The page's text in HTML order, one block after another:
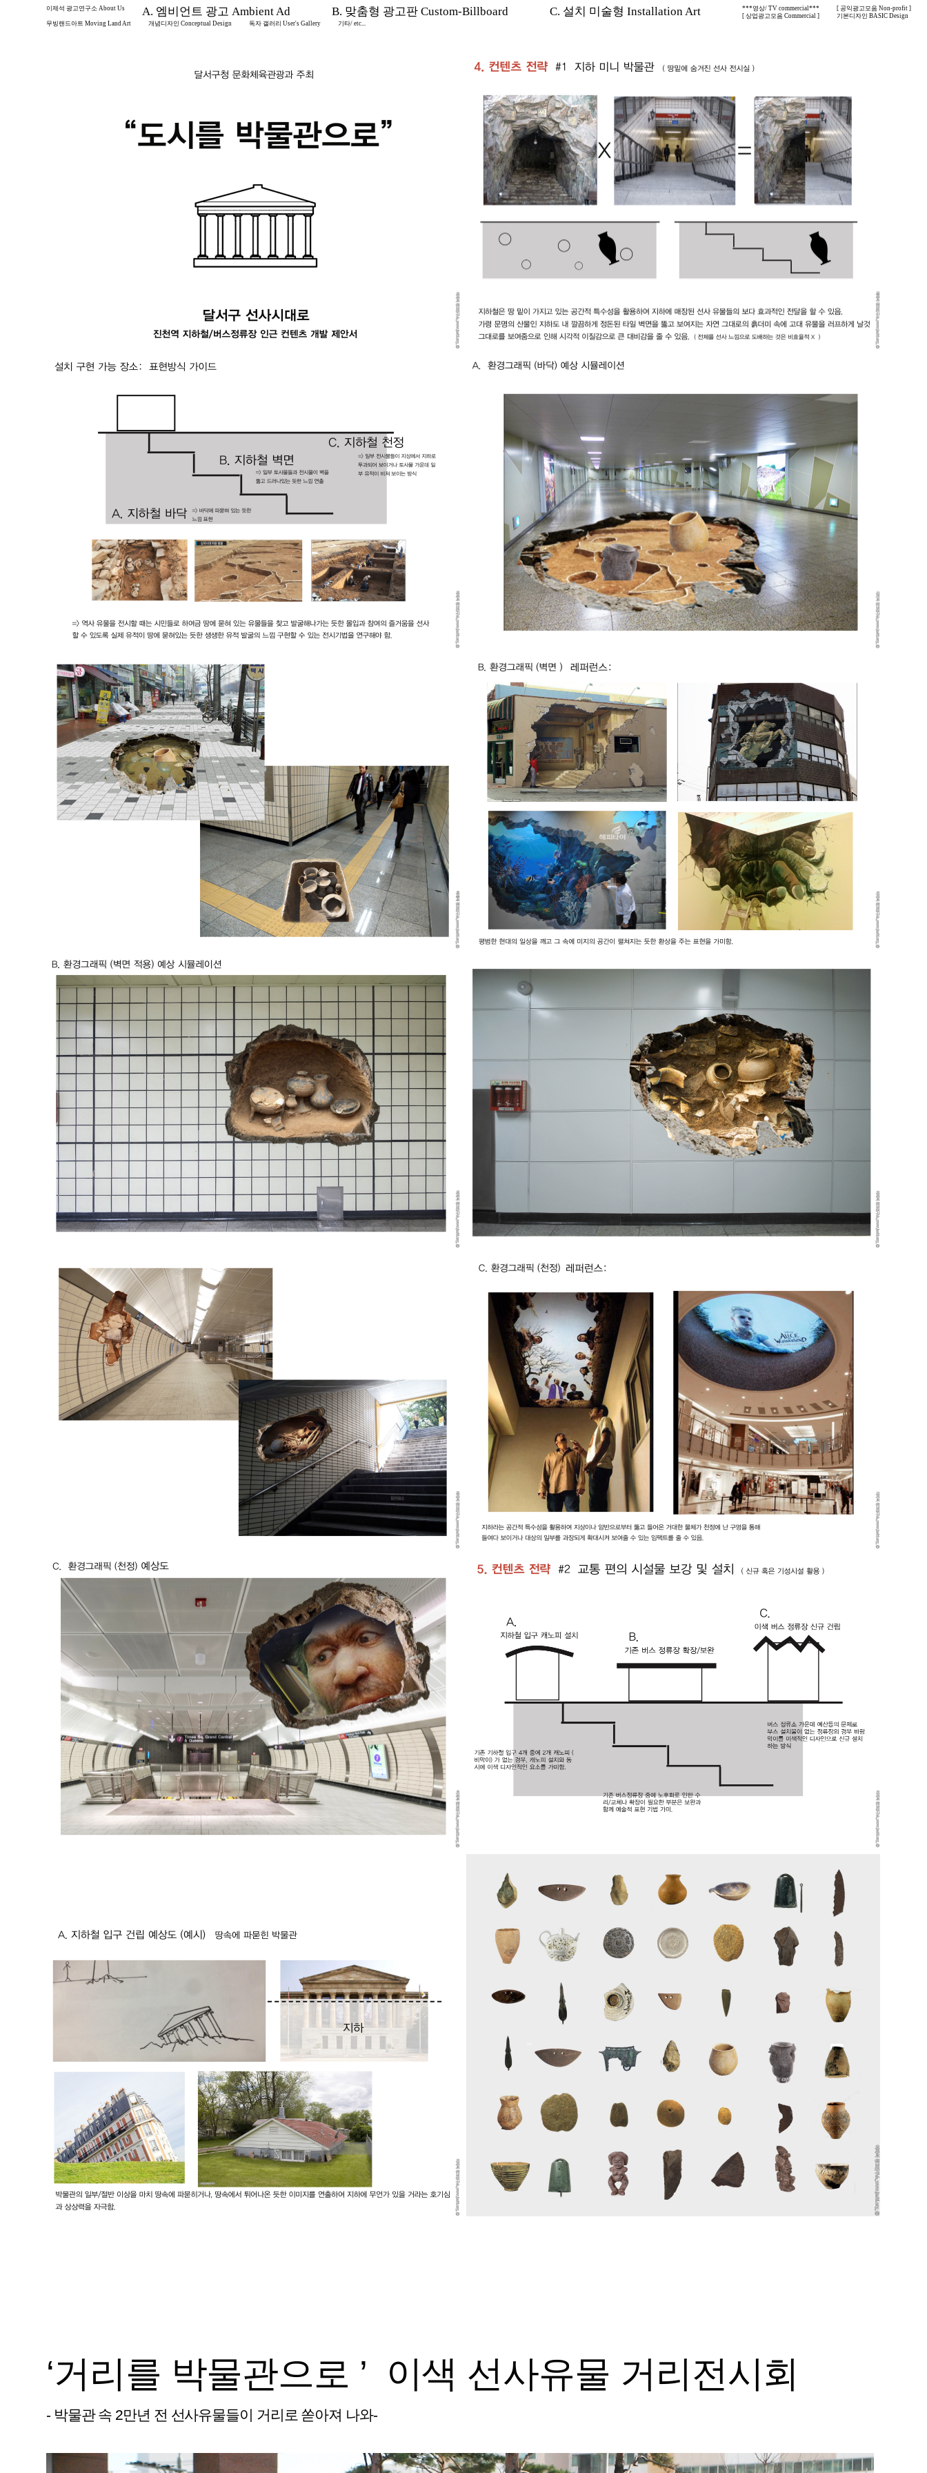
이제석 광고연구소 About Us A. 엠비언트 광고 Ambient Ad B. 맞춤형 광고판 Custom-Billboard C. 설치 미술형 Installation Art ***영상/ TV commercial***
[ 공익광고모음 Non-profit ]
[ 상업광고모음 Commercial ]
기본디자인 BASIC Design
무빙랜드아트 Moving Land Art
개념디자인 Conceptual Design 독자 갤러리 User's Gallery 기타/ etc...
‘거리를 박물관으로 ’ 이색 선사유물 거리전시회
- 박물관 속 2만년 전 선사유물들이 거리로 쏟아져 나와-